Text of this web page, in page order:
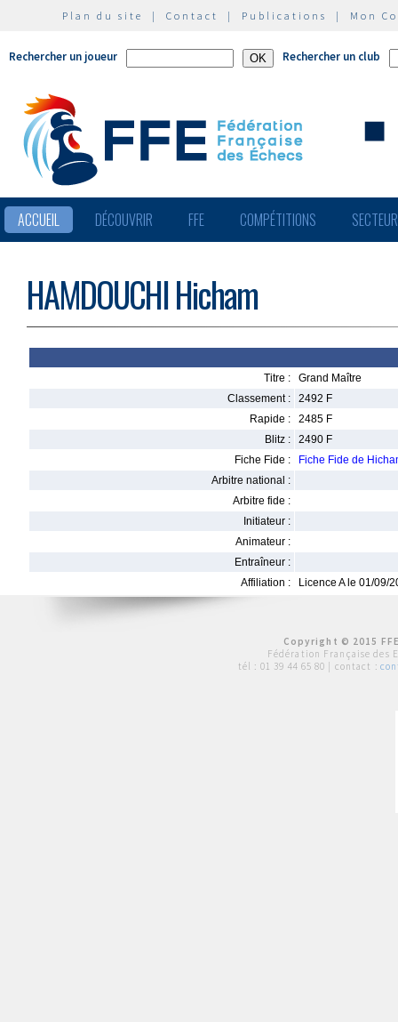
Plan du site | Contact | Publications | Mon
Rechercher un joueur Rechercher un club
ACCUEIL DÉCOUVRIR FFE COMPÉTITIONS
HAMDOUCHI Hicham
Titre :
Grand Maître
Classement :
2492 F
Rapide :
2485 F
Blitz :
2490 F
Fiche Fide :
Fiche Fide de
Arbitre national :
Arbitre fide :
Initiateur :
Animateur :
Entraîneur :
Affiliation :
Licence A le 01/09/
Copyright © 2015
Fédération Française des
tél : 01 39 44 65 80 | contact :